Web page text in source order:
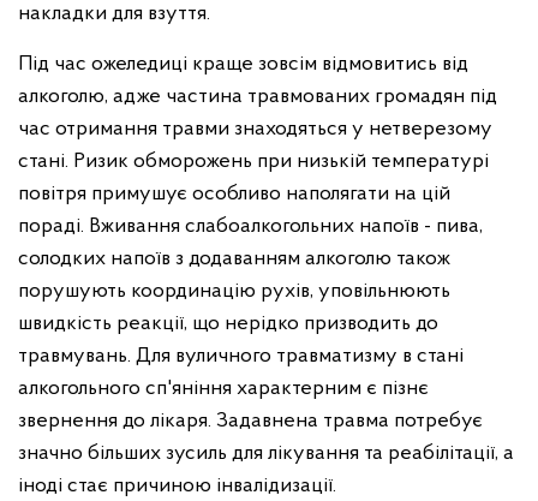
накладки для взуття.
Під час ожеледиці краще зовсім відмовитись від
алкоголю, адже частина травмованих громадян під
час отримання травми знаходяться у нетверезому
стані. Ризик обморожень при низькій температурі
повітря примушує особливо наполягати на цій
пораді. Вживання слабоалкогольних напоїв - пива,
солодких напоїв з додаванням алкоголю також
порушують координацію рухів, уповільнюють
швидкість реакції, що нерідко призводить до
травмувань. Для вуличного травматизму в стані
алкогольного сп'яніння характерним є пізнє
звернення до лікаря. Задавнена травма потребує
значно більших зусиль для лікування та реабілітації, а
іноді стає причиною інвалідизації.